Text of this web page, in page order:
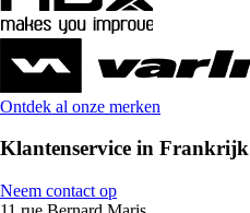
Ontdek al onze merken
Klantenservice in Frankrijk
Neem contact op